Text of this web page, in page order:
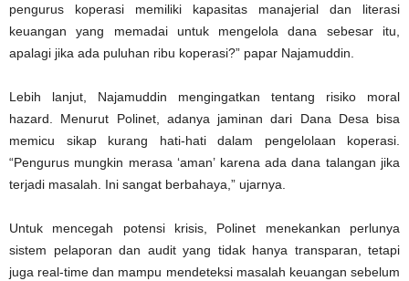
pengurus koperasi memiliki kapasitas manajerial dan literasi
keuangan yang memadai untuk mengelola dana sebesar itu,
apalagi jika ada puluhan ribu koperasi?” papar Najamuddin.
Lebih lanjut, Najamuddin mengingatkan tentang risiko moral
hazard. Menurut Polinet, adanya jaminan dari Dana Desa bisa
memicu sikap kurang hati-hati dalam pengelolaan koperasi.
“Pengurus mungkin merasa ‘aman’ karena ada dana talangan jika
terjadi masalah. Ini sangat berbahaya,” ujarnya.
Untuk mencegah potensi krisis, Polinet menekankan perlunya
sistem pelaporan dan audit yang tidak hanya transparan, tetapi
juga real-time dan mampu mendeteksi masalah keuangan sebelum